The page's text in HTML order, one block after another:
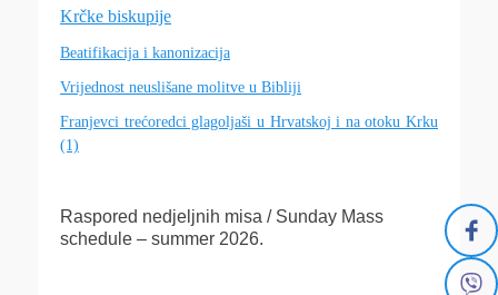
Krčke biskupije
Beatifikacija i kanonizacija
Vrijednost neuslišane molitve u Bibliji
Franjevci trećoredci glagoljaši u Hrvatskoj i na otoku Krku
(1)
Raspored nedjeljnih misa / Sunday Mass
schedule – summer 2026.